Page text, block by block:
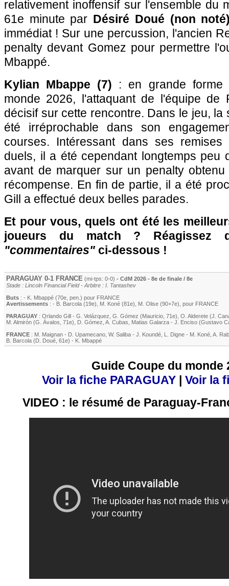
relativement inoffensif sur l'ensemble du
61e minute par Désiré Doué (non
immédiat ! Sur une percussion, l'ancien
penalty devant Gomez pour permettre
Mbappé.
Kylian Mbappe (7) : en grande forme
monde 2026, l'attaquant de l'équipe de
décisif sur cette rencontre. Dans le jeu, la
été irréprochable dans son
courses. Intéressant dans ses
duels, il a été cependant longtemps peu
avant de marquer sur un penalty
récompense. En fin de partie, il a été
Gill a effectué deux belles parades.
Et pour vous, quels ont été les
joueurs du match ? Réagissez
"commentaires" ci-dessous !
PARAGUAY 0-1 FRANCE (mi-tps: 0-0) - CdM 2026 - 8e de finale / 8e
Stade : Lincoln Financial Field - Arbitre : I. Tantashev
Buts : - K. Mbappé (70e, pen.) pour FRANCE
Avertissements : - B. Barcola (19e) M. Koné (81e) M. Olise (90+7e) , pour FRANCE
PARAGUAY : Orlando Gill - G. Velázquez G. Gómez (Mauricio, 71e) O. Alderete (J.
M. Almirón (G. Ávalos, 71e) D. Gómez A. Cubas Matias Galarza - J. Enciso (Gustavo
FRANCE : M. Maignan - D. Upamecano W. Saliba - J. Koundé L. Digne - M. Koné A.
B. Barcola (D. Doué , 61e) - K. Mbappé
Guide Coupe du monde
Voir la fiche PARAGUAY | Voir la
VIDEO : le résumé de Paraguay-